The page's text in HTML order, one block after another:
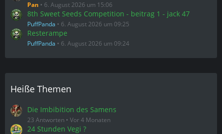
Pan 6. August 2026 um 15:06
8th Sweet Seeds Competition - beitrag 1 - jack 47
PuffPanda 6. August 2026 um 09:25
Resterampe
PuffPanda 6. August 2026 um 09:24
Heiße Themen
Die Imbibition des Samens
23 Antworten Vor 4 Monaten
24 Stunden Vegi ?